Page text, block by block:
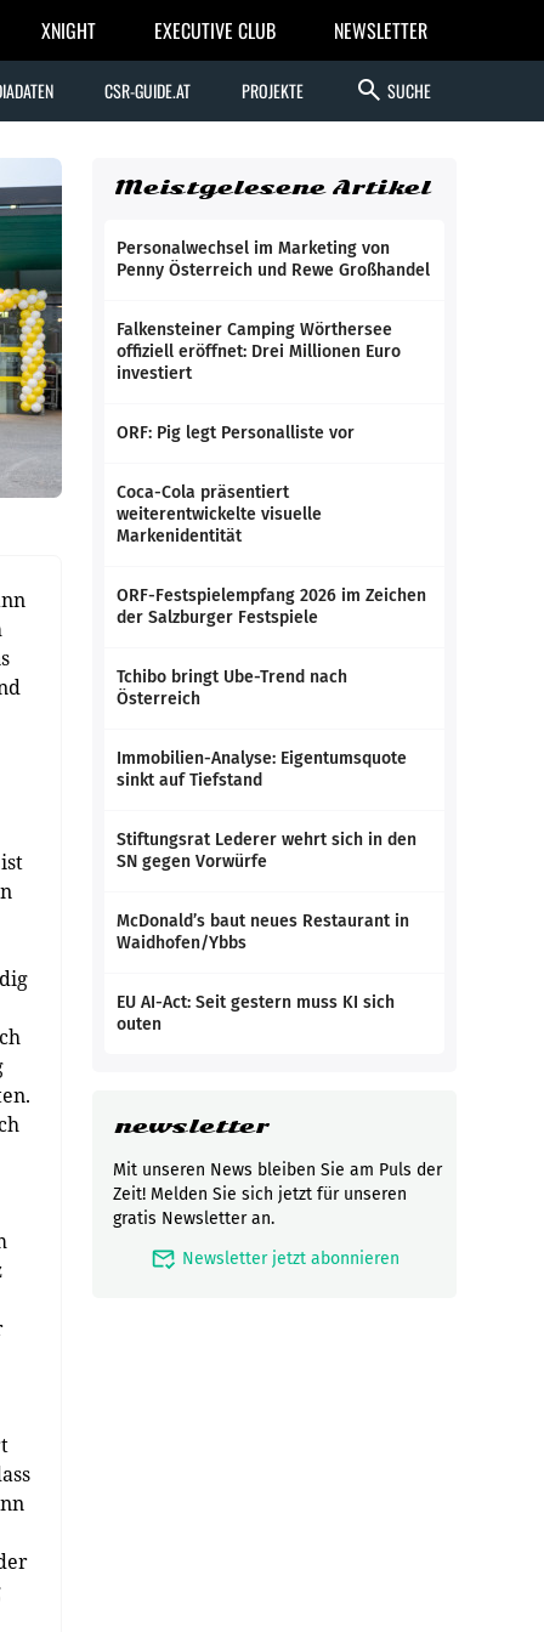
XNIGHT EXECUTIVE CLUB NEWSLETTER
CSR-GUIDE.AT PROJEKTE search SUCHE
Meistgelesene Artikel
Personalwechsel im Marketing von
Penny Österreich und Rewe Großhandel
Falkensteiner Camping Wörthersee
offiziell eröffnet: Drei Millionen Euro
investiert
ORF: Pig legt Personalliste vor
Coca-Cola präsentiert
weiterentwickelte visuelle
Markenidentität
ORF-Festspielempfang 2026 im Zeichen
der Salzburger Festspiele
Tchibo bringt Ube-Trend nach
Österreich
Immobilien-Analyse: Eigentumsquote
sinkt auf Tiefstand
Stiftungsrat Lederer wehrt sich in den
SN gegen Vorwürfe
McDonald’s baut neues Restaurant in
Waidhofen/Ybbs
EU AI-Act: Seit gestern muss KI sich
outen
newsletter
Mit unseren News bleiben Sie am Puls der
Zeit! Melden Sie sich jetzt für unseren
gratis Newsletter an.
mark_email_read Newsletter jetzt abonnieren